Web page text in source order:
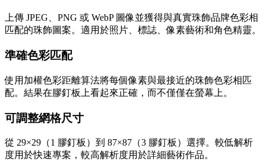
上傳 JPEG、PNG 或 WebP 圖像並獲得與真實珠飾品牌色彩相
匹配的珠飾圖案。適用於照片、標誌、像素藝術和角色精靈。
準確色彩匹配
使用加權色彩距離算法將每個像素與最接近的珠飾色彩相匹
配。結果在膠釘板上看起來正確，而不僅僅在螢幕上。
可調整網格尺寸
從 29×29（1 膠釘板）到 87×87（3 膠釘板）選擇。較低解析
度用於快速專案，較高解析度用於詳細藝術作品。